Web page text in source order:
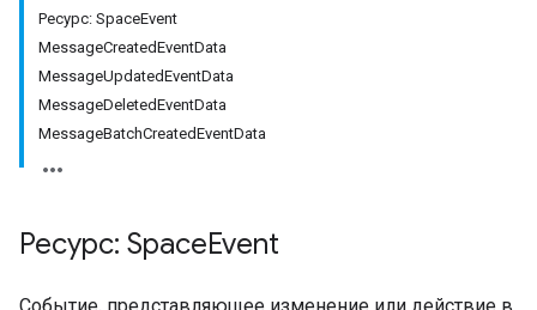
Ресурс: SpaceEvent
MessageCreatedEventData
MessageUpdatedEventData
MessageDeletedEventData
MessageBatchCreatedEventData
Ресурс: SpaceEvent